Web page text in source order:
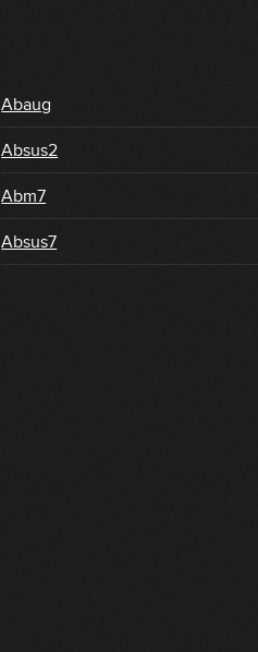
Abaug
Absus2
Abm7
Absus7